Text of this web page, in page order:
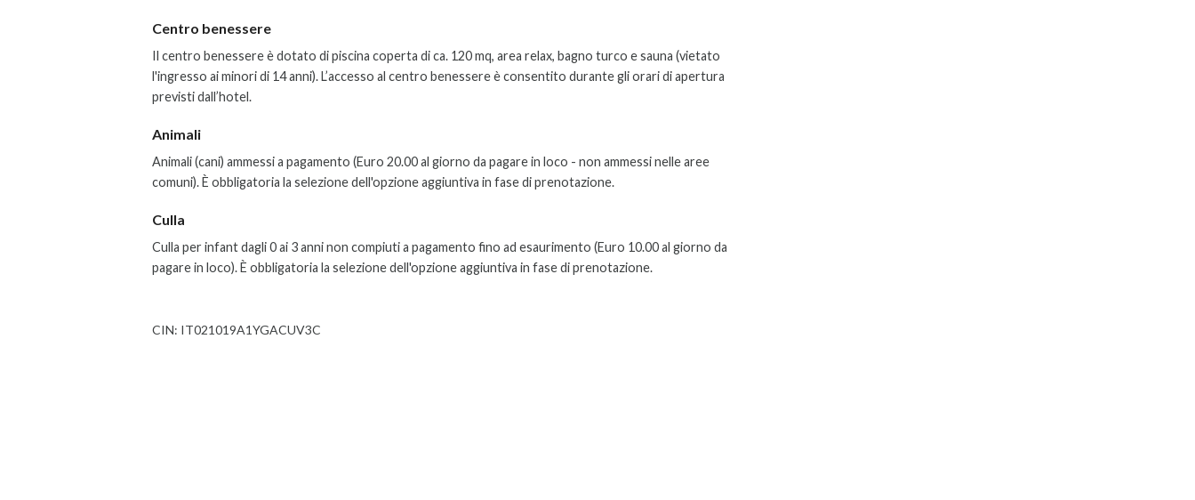
Centro benessere
Il centro benessere è dotato di piscina coperta di ca. 120 mq, area relax, bagno turco e sauna (vietato
l'ingresso ai minori di 14 anni). L’accesso al centro benessere è consentito durante gli orari di apertura
previsti dall’hotel.
Animali
Animali (cani) ammessi a pagamento (Euro 20.00 al giorno da pagare in loco - non ammessi nelle aree
comuni). È obbligatoria la selezione dell'opzione aggiuntiva in fase di prenotazione.
Culla
Culla per infant dagli 0 ai 3 anni non compiuti a pagamento fino ad esaurimento (Euro 10.00 al giorno da
pagare in loco).È obbligatoria la selezione dell'opzione aggiuntiva in fase di prenotazione.
CIN: IT021019A1YGACUV3C